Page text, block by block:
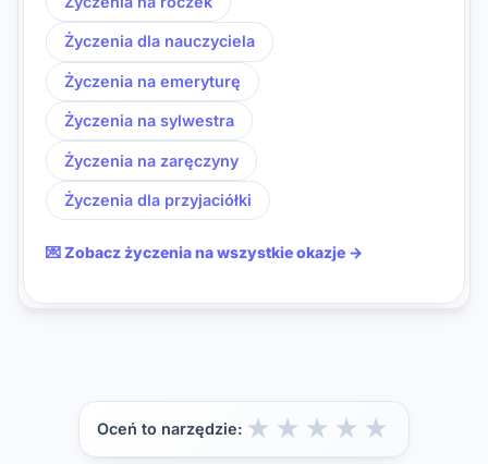
Życzenia dla nauczyciela
Życzenia na emeryturę
Życzenia na sylwestra
Życzenia na zaręczyny
Życzenia dla przyjaciółki
💌 Zobacz życzenia na wszystkie okazje →
Oceń to narzędzie: ★
★
★
★
★